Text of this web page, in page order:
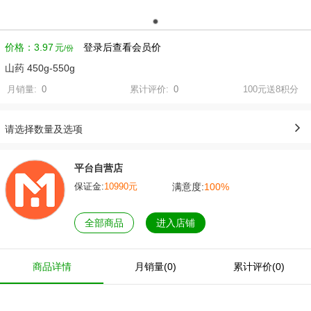
价格： 3.97 元
登录后查看会员价
山药 450g-550g
月销量: 0 累计评价: 0 100元送8积分
请选择数量及选项
平台自营店
保证金:10990元 满意度:100%
全部商品 进入店铺
商品详情 月销量(0) 累计评价(0)